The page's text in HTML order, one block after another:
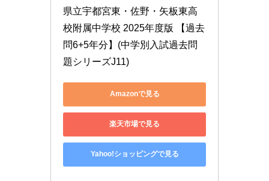
県立宇都宮東・佐野・矢板東高
校附属中学校 2025年度版 【過去
問6+5年分】(中学別入試過去問
題シリーズJ11)
Amazonで見る
楽天市場で見る
Yahoo!ショッピングで見る